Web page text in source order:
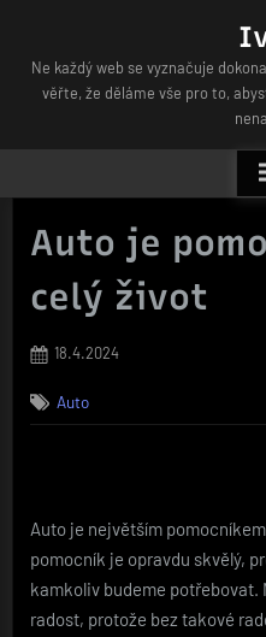
contentNe každý web se vyznačuje
věřte, že děláme vše pro to,
Auto je
celý život
Posted
18.4.2024
Auto
Auto je největším
pomocník je opravdu skvělý,
kamkoliv budeme potřebovat.
radost, protože bez takové